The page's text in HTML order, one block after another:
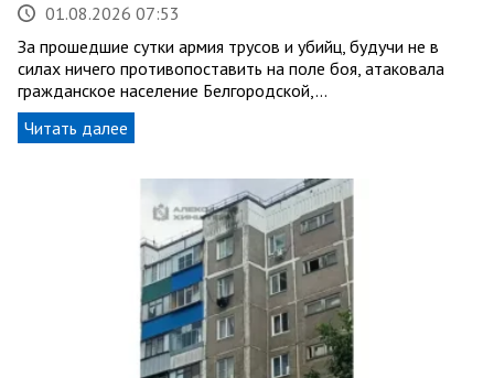
01.08.2026 07:53
За прошедшие сутки армия трусов и убийц, будучи не в
силах ничего противопоставить на поле боя, атаковала
гражданское население Белгородской,…
Читать далее